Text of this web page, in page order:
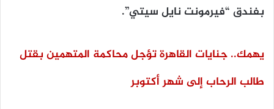
بفندق “فيرمونت نايل سيتي”.
يهمك.. جنايات القاهرة تؤجل محاكمة المتهمين بقتل
طالب الرحاب إلى شهر أكتوبر